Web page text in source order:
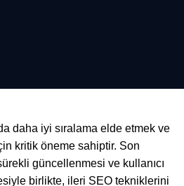
daha iyi sıralama elde etmek ve
kritik öneme sahiptir. Son
güncellenmesi ve kullanıcı
birlikte, ileri SEO tekniklerini